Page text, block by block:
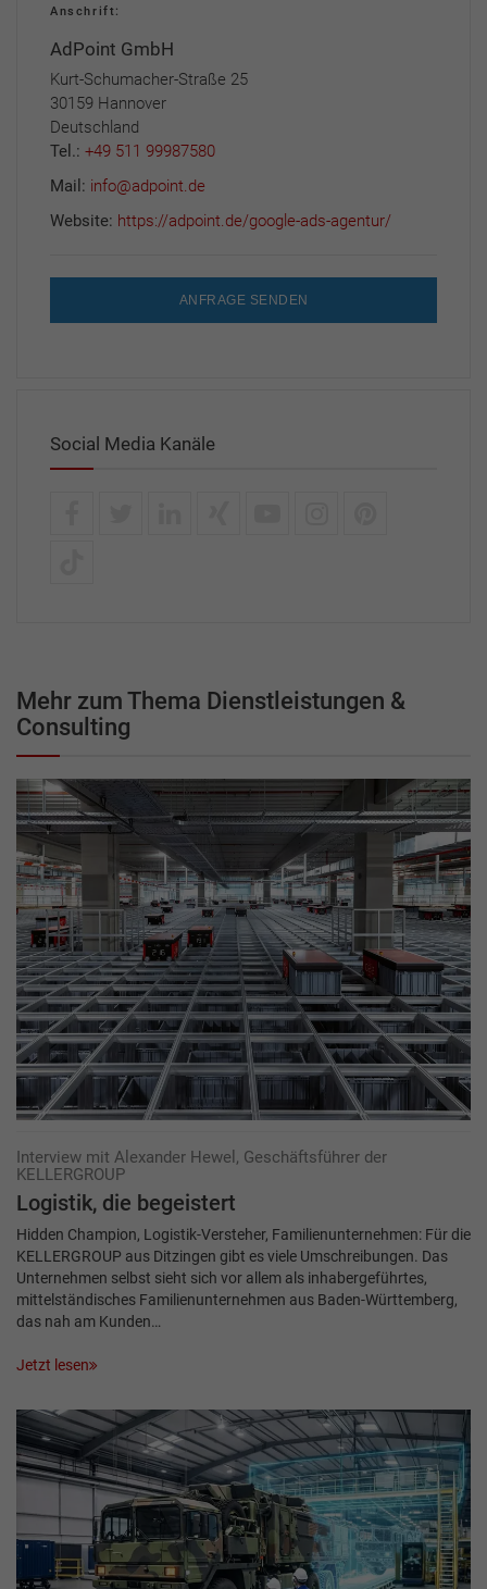
Anschrift:
AdPoint GmbH
Kurt-Schumacher-Straße 25
30159 Hannover
Deutschland
Tel.: +49 511 99987580
Mail: info@adpoint.de
Website: https://adpoint.de/google-ads-agentur/
ANFRAGE SENDEN
Social Media Kanäle
Mehr zum Thema Dienstleistungen &
Consulting
Interview mit Alexander Hewel, Geschäftsführer der
KELLERGROUP
Logistik, die begeistert
Hidden Champion, Logistik-Versteher, Familienunternehmen: Für die
­KELLERGROUP aus Ditzingen gibt es viele Umschreibungen. Das
Unternehmen selbst sieht sich vor allem als inhabergeführtes,
mittelständisches Familienunternehmen aus Baden-Württemberg,
das nah am Kunden…
Jetzt lesen